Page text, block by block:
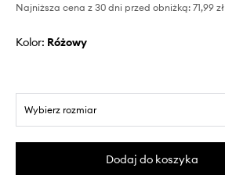
Najniższa cena z 30 dni przed obniżką: 71,99 zł
Kolor: różowy
Wybierz rozmiar
Dodaj do koszyka